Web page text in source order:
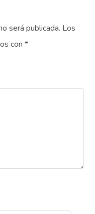
será publicada. Los
con*